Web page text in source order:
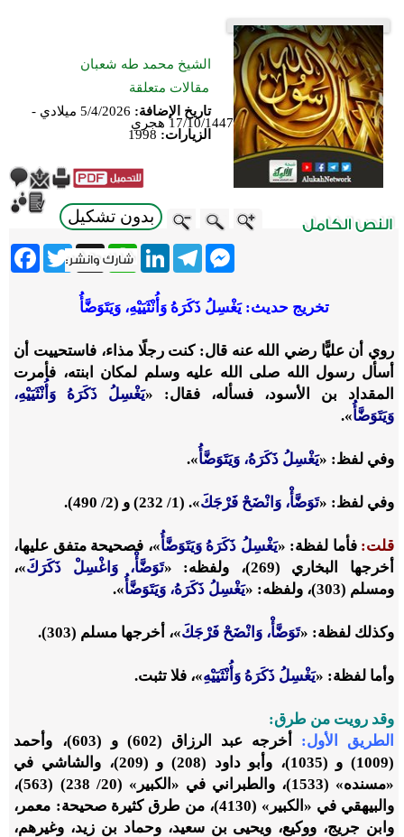
الشيخ محمد طه شعبان
مقالات متعلقة
تاريخ الإضافة:
5/4/2026 ميلادي -
17/10/1447 هجري
الزيارات: 1998
بدون تشكيل
Twitter X
WhatsApp
LinkedInTelegram
Messenger
تخريج حديث: يَغْسِلُ ذَكَرَهُ وَأُنْثَيَيْهِ، وَيَتَوَضَّأُ
روي أن عليًّا رضي الله عنه قال: كنت رجلًا مذاء، فاستحييت أن
أسأل رسول الله صلى الله عليه وسلم لمكان ابنته، فأمرت
المقداد بن الأسود، فسأله، فقال: «يَغْسِلُ ذَكَرَهُ وَأُنْثَيَيْهِ،
وَيَتَوَضَّأُ».
وفي لفظ: «يَغْسِلُ ذَكَرَهُ، وَيَتَوَضَّأُ».
وفي لفظ: «تَوَضَّأْ، وَانْضَحْ فَرْجَكَ». (1/ 232) و (2/ 490).
قلت:فأما لفظة: «يَغْسِلُ ذَكَرَهُ وَيَتَوَضَّأُ»، فصحيحة متفق عليها،
أخرجها البخاري (269)، ولفظه: «
تَوَضَّأْ، وَاغْسِلْ ذَكَرَكَ»،
ومسلم (303)، ولفظه: «
يَغْسِلُ ذَكَرَهُ، وَيَتَوَضَّأُ».
وكذلك لفظة: «تَوَضَّأْ، وَانْضَحْ فَرْجَكَ»، أخرجها مسلم (303).
وأما لفظة: «يَغْسِلُ ذَكَرَهُ وَأُنْثَيَيْهِ»، فلا تثبت.
وقد رويت من طرق:
الطريق الأول:
أخرجه عبد الرزاق (602) و (603)، وأحمد
(1009) و (1035)، وأبو داود (208) و (209)، والشاشي في
«مسنده» (1533)، والطبراني في «الكبير» (20/ 238) (563)،
والبيهقي في «الكبير» (4130)، من طرق كثيرة صحيحة: معمر،
وابن جريج، ووكيع، ويحيى بن سعيد، وحماد بن زيد، وغيرهم،